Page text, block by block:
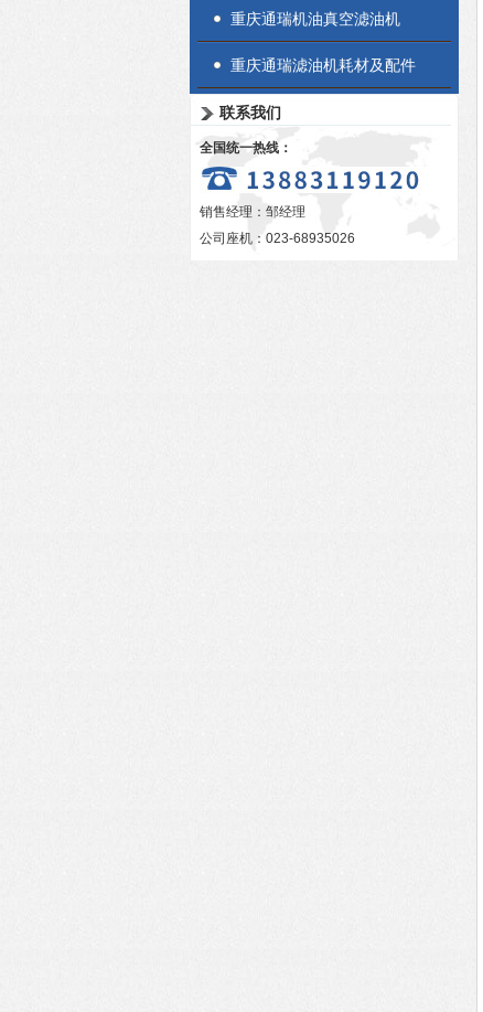
重庆通瑞机油真空滤油机
重庆通瑞滤油机耗材及配件
联系我们
全国统一热线：
销售经理：邹经理
公司座机：023-68935026